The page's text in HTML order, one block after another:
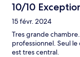
10/10
15 févr. 2024
Tres grande
professionnel. Seul
est tres central.